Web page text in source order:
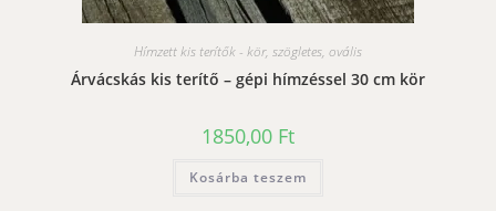
Hímzett kis terítők - kör, szögletes, ovális
Árvácskás kis terítő – gépi hímzéssel 30 cm kör
1850,00 Ft
Kosárba teszem